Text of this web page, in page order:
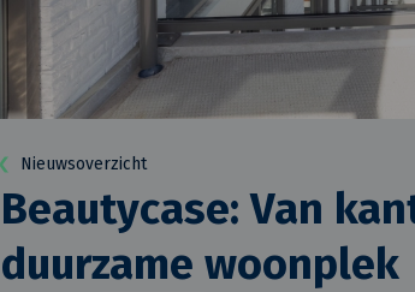
Nieuwsoverzicht
Beautycase: Van
duurzame woonplek